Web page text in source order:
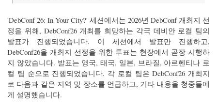
'DebConf 26: In Your City?' 세션에서는 2026년 DebConf 개최지 선
정을 위해, DebConf26 개최를 희망하는 각국 데비안 로컬 팀의
발표가 진행되었습니다. 이 세션에서 발표만 진행하고,
DebConf26을 개최지 선정을 위한 투표는 현장에서 곧장 시행하
지 않았습니다. 발표는 영국, 태국, 일본, 브라질, 아르헨티나 로
컬 팀 순으로 진행되었습니다. 각 로컬 팀은 DebConf26 개최지
로 다음과 같은 지역 및 장소를 언급하고, 기타 내용을 청중들에
게 설명했습니다.